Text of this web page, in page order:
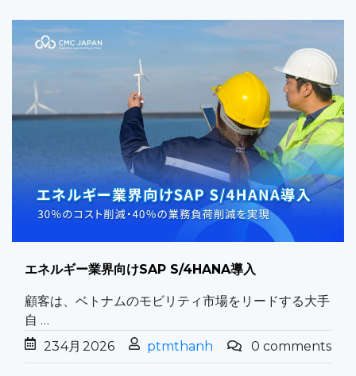
エネルギー業界向けSAP S/4HANA導入
顧客は、ベトナムのモビリティ市場をリードする大手
自 …
234月 2026 ptmthanh 0 comments